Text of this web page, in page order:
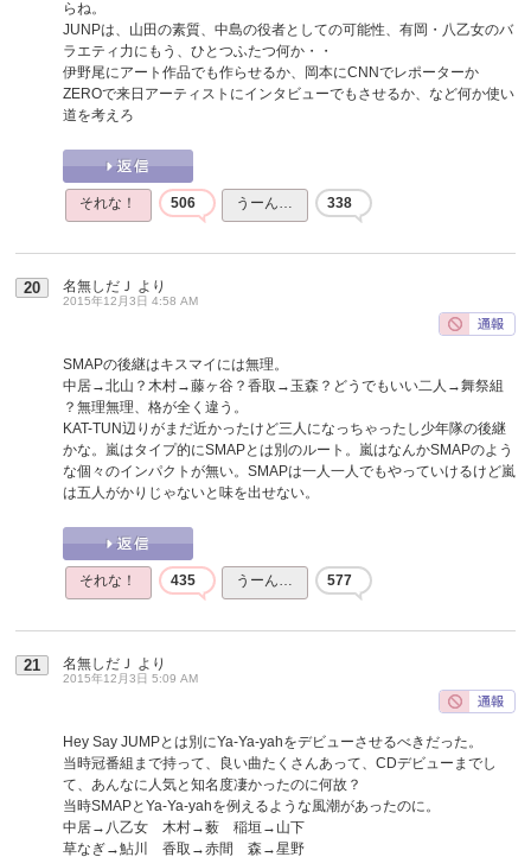
らね。
JUNPは、山田の素質、中島の役者としての可能性、有岡・八乙女のバ
ラエティ力にもう、ひとつふたつ何か・・
伊野尾にアート作品でも作らせるか、岡本にCNNでレポーターか
ZEROで来日アーティストにインタビューでもさせるか、など何か使い
道を考えろ
それな！ 506 うーん… 338
20 名無しだＪ より
2015年12月3日 4:58 AM
SMAPの後継はキスマイには無理。
中居→北山？木村→藤ヶ谷？香取→玉森？どうでもいい二人→舞祭組
？無理無理、格が全く違う。
KAT-TUN辺りがまだ近かったけど三人になっちゃったし少年隊の後継
かな。嵐はタイプ的にSMAPとは別のルート。嵐はなんかSMAPのよう
な個々のインパクトが無い。SMAPは一人一人でもやっていけるけど嵐
は五人がかりじゃないと味を出せない。
それな！ 435 うーん… 577
21 名無しだＪ より
2015年12月3日 5:09 AM
Hey Say JUMPとは別にYa-Ya-yahをデビューさせるべきだった。
当時冠番組まで持って、良い曲たくさんあって、CDデビューまでし
て、あんなに人気と知名度凄かったのに何故？
当時SMAPとYa-Ya-yahを例えるような風潮があったのに。
中居→八乙女 木村→薮 稲垣→山下
草なぎ→鮎川 香取→赤間 森→星野